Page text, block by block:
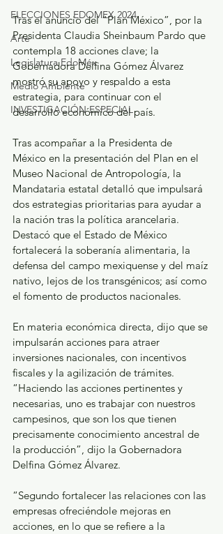
ELECCIONES EDOMEX 2024
Arte
Legislatura EdoMéx
Medio Ambiente
INVESTIGACIÓN ESPECIAL
Tras el anuncio del “Plan México”, por la
Presidenta Claudia Sheinbaum Pardo que
contempla 18 acciones clave; la
Gobernadora Delfina Gómez Álvarez
mostró su apoyo y respaldo a esta
estrategia, para continuar con el
desarrollo económico del país.
Tras acompañar a la Presidenta de
México en la presentación del Plan en el
Museo Nacional de Antropología, la
Mandataria estatal detalló que impulsará
dos estrategias prioritarias para ayudar a
la nación tras la política arancelaria.
Destacó que el Estado de México
fortalecerá la soberanía alimentaria, la
defensa del campo mexiquense y del maíz
nativo, lejos de los transgénicos; así como
el fomento de productos nacionales.
En materia económica directa, dijo que se
impulsarán acciones para atraer
inversiones nacionales, con incentivos
fiscales y la agilización de trámites.
“Haciendo las acciones pertinentes y
necesarias, uno es trabajar con nuestros
campesinos, que son los que tienen
precisamente conocimiento ancestral de
la producción”, dijo la Gobernadora
Delfina Gómez Álvarez.
“Segundo fortalecer las relaciones con las
empresas ofreciéndole mejoras en
acciones, en lo que se refiere a la